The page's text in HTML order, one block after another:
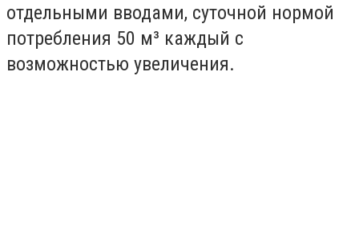
отдельными вводами, суточной нормой
потребления 50 м³ каждый с
возможностью увеличения.